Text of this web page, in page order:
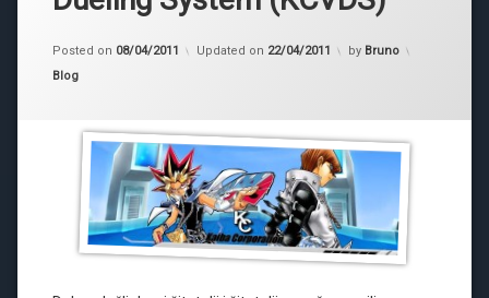
Posted on 08/04/2011 Updated on 22/04/2011 by Bruno
Kategorije:
Blog